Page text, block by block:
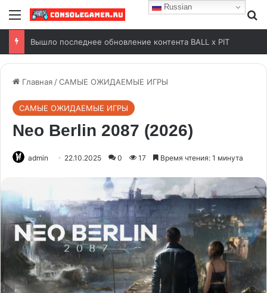
Вышло последнее обновление контента BALL x PIT
Главная /САМЫЕ ОЖИДАЕМЫЕ ИГРЫ
САМЫЕ ОЖИДАЕМЫЕ ИГРЫ
Neo Berlin 2087 (2026)
admin 22.10.2025 0 17 Время чтения: 1 минута
Russian